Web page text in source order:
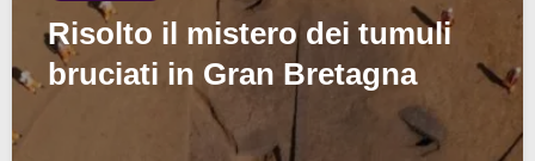
Risolto il mistero dei tumuli
bruciati in Gran Bretagna